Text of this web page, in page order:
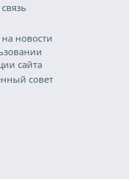
новости
сайта
совет